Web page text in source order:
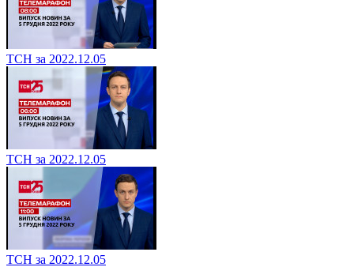
ТСН за 2022.12.05
ТСН за 2022.12.05
ТСН за 2022.12.05